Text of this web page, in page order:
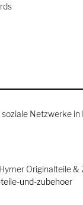
Netzwerke in
Originalteile &
und-zubehoer